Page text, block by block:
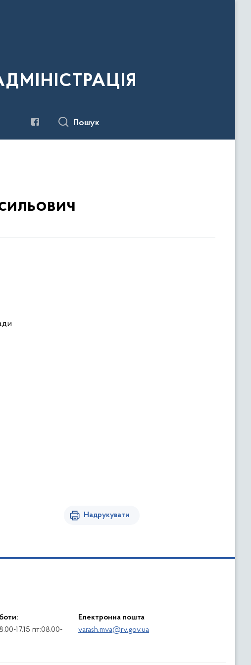
Пошук
Надрукувати
17.15 пт:08.00-
Електронна пошта
varash.mva@rv.gov.ua